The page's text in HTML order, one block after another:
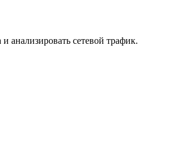
анализировать сетевой трафик.